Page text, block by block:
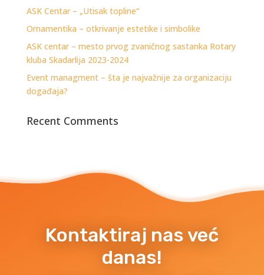
ASK Centar – „Utisak topline“
Ornamentika – otkrivanje estetike i simbolike
ASK centar – mesto prvog zvaničnog sastanka Rotary
kluba Skadarlija 2023-2024
Event managment – šta je najvažnije za organizaciju
događaja?
Recent Comments
Kontaktiraj nas već
danas!